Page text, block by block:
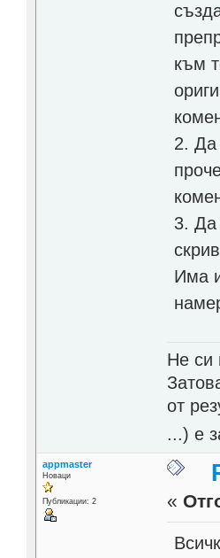
към
2. Да
3. Да
Има
Не си
от
...) е
appmaster
Новаци
Публикации: 2 «